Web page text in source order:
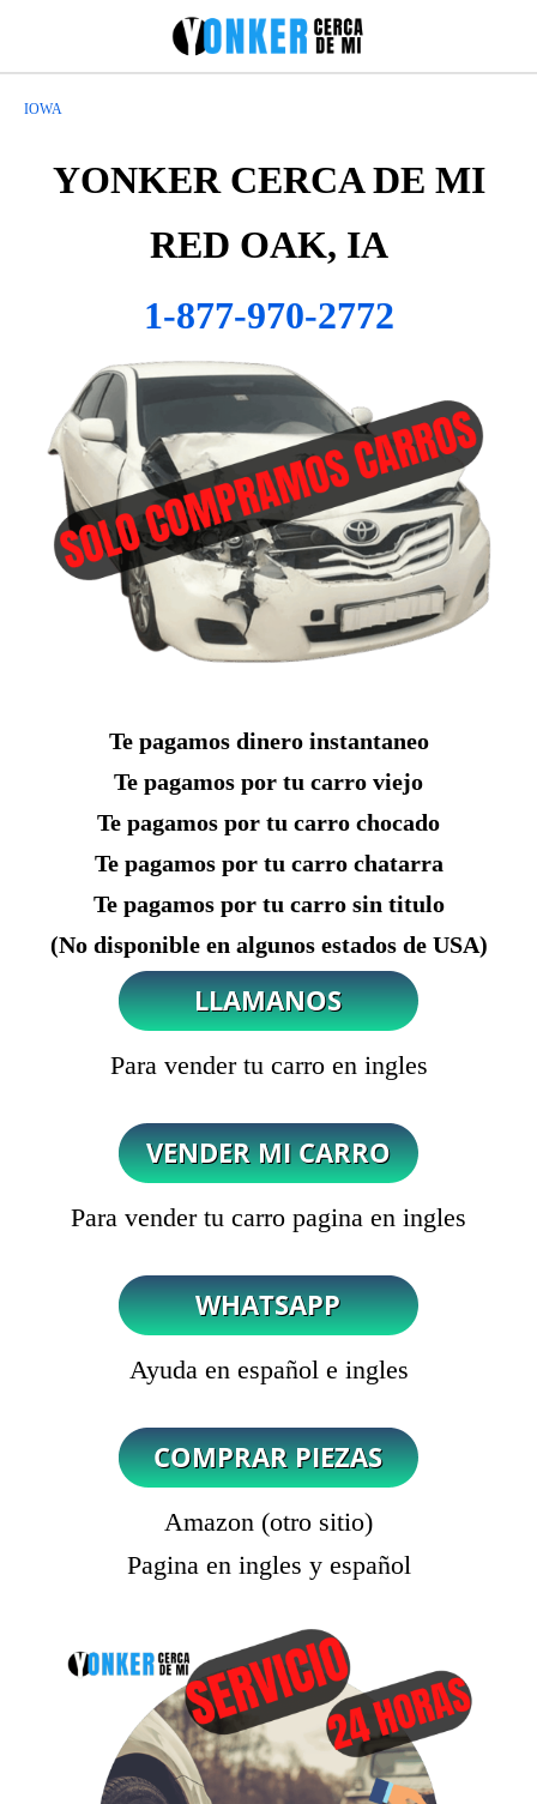
IOWA
YONKER CERCA DE MI
RED OAK, IA
1-877-970-2772
Te pagamos dinero instantaneo
Te pagamos por tu carro viejo
Te pagamos por tu carro chocado
Te pagamos por tu carro chatarra
Te pagamos por tu carro sin titulo
(No disponible en algunos estados de USA)
Para vender tu carro en ingles
Para vender tu carro pagina en ingles
Ayuda en español e ingles
Amazon (otro sitio)
Pagina en ingles y español